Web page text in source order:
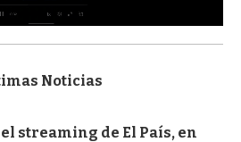
Noticias
streaming de El País, en